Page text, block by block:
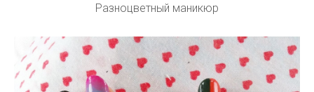
Разноцветный маникюр